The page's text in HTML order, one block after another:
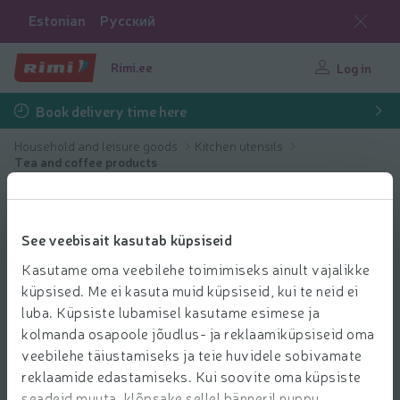
See veebisait kasutab küpsiseid
Kasutame oma veebilehe toimimiseks ainult vajalikke
küpsised. Me ei kasuta muid küpsiseid, kui te neid ei
luba. Küpsiste lubamisel kasutame esimese ja
kolmanda osapoole jõudlus- ja reklaamiküpsiseid oma
veebilehe täiustamiseks ja teie huvidele sobivamate
reklaamide edastamiseks. Kui soovite oma küpsiste
Estonian Русский
Rimi.ee Log in
Book delivery time here
Household and leisure goods
Kitchen utensils
Tea and coffee products